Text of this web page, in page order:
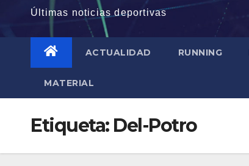
Últimas noticias deportivas
ACTUALIDAD RUNNING
MATERIAL
Etiqueta: Del-Potro